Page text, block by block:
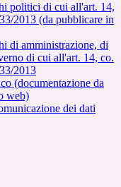
politici di cui all'art. 14,
2013 (da pubblicare in
di amministrazione, di
di cui all'art. 14, co.
2013
(documentazione da
web)
dei dati